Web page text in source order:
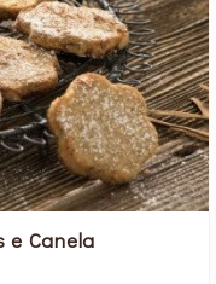
e Canela